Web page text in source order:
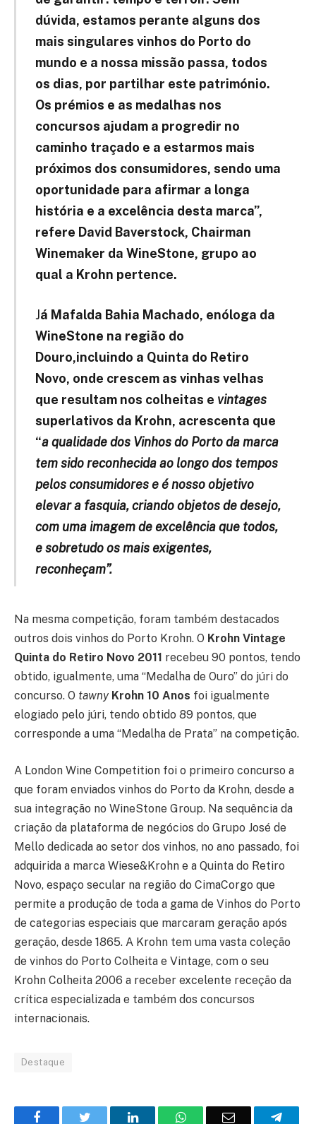
dúvida, estamos perante alguns dos
mais singulares vinhos do Porto do
mundo e a nossa missão passa, todos
os dias, por partilhar este património.
Os prémios e as medalhas nos
concursos ajudam a progredir no
caminho traçado e a estarmos mais
próximos dos consumidores, sendo uma
oportunidade para afirmar a longa
história e a excelência desta marca”,
refere David Baverstock, Chairman
Winemaker da WineStone, grupo ao
qual a Krohn pertence.
Já Mafalda Bahia Machado, enóloga da
WineStone na região do
Douro,incluindo a Quinta do Retiro
Novo, onde crescem as vinhas velhas
que resultam nos colheitas e vintages
superlativos da Krohn, acrescenta que
“a qualidade dos Vinhos do Porto da marca
tem sido reconhecida ao longo dos tempos
pelos consumidores e é nosso objetivo
elevar a fasquia, criando objetos de desejo,
com uma imagem de excelência que todos,
e sobretudo os mais exigentes,
reconheçam”.
Na mesma competição, foram também destacados
outros dois vinhos do Porto Krohn. O Krohn Vintage
Quinta do Retiro Novo 2011 recebeu 90 pontos, tendo
obtido, igualmente, uma “Medalha de Ouro” do júri do
concurso. O tawny Krohn 10 Anos foi igualmente
elogiado pelo júri, tendo obtido 89 pontos, que
corresponde a uma “Medalha de Prata” na competição.
A London Wine Competition foi o primeiro concurso a
que foram enviados vinhos do Porto da Krohn, desde a
sua integração no WineStone Group. Na sequência da
criação da plataforma de negócios do Grupo José de
Mello dedicada ao setor dos vinhos, no ano passado, foi
adquirida a marca Wiese&Krohn e a Quinta do Retiro
Novo, espaço secular na região do CimaCorgo que
permite a produção de toda a gama de Vinhos do Porto
de categorias especiais que marcaram geração após
geração, desde 1865. A Krohn tem uma vasta coleção
de vinhos do Porto Colheita e Vintage, com o seu
Krohn Colheita 2006 a receber excelente receção da
crítica especializada e também dos concursos
internacionais.
Destaque
FacebookTwitter
O
WhatsAppE-